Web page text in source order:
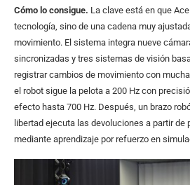
Cómo lo consigue. La clave está en que
tecnología, sino de una cadena muy
movimiento. El sistema integra nueve
sincronizadas y tres sistemas de visión
registrar cambios de movimiento con
el robot sigue la pelota a 200 Hz con
efecto hasta 700 Hz. Después, un brazo
libertad ejecuta las devoluciones a partir de
mediante aprendizaje por refuerzo en